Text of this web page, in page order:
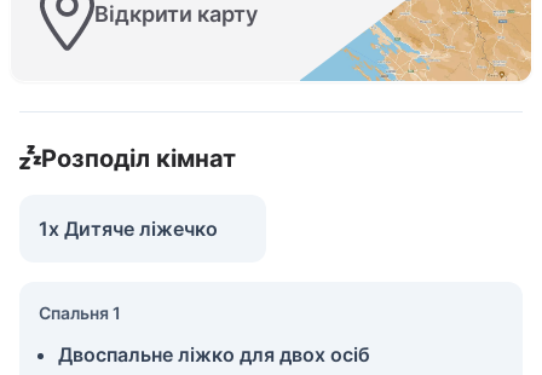
Відкрити карту
Розподіл кімнат
1x Дитяче ліжечко
Спальня 1
Двоспальне ліжко для двох осіб